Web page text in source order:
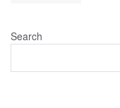
Search